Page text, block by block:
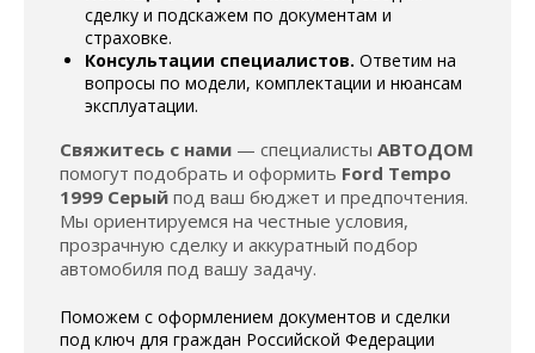
сделку и подскажем по документам и
страховке.
Консультации специалистов. Ответим на
вопросы по модели, комплектации и нюансам
эксплуатации.
Свяжитесь с нами — специалисты АВТОДОМ
помогут подобрать и оформить Ford Tempo
1999 Серый под ваш бюджет и предпочтения.
Мы ориентируемся на честные условия,
прозрачную сделку и аккуратный подбор
автомобиля под вашу задачу.
Поможем с оформлением документов и сделки
под ключ для граждан Российской Федерации